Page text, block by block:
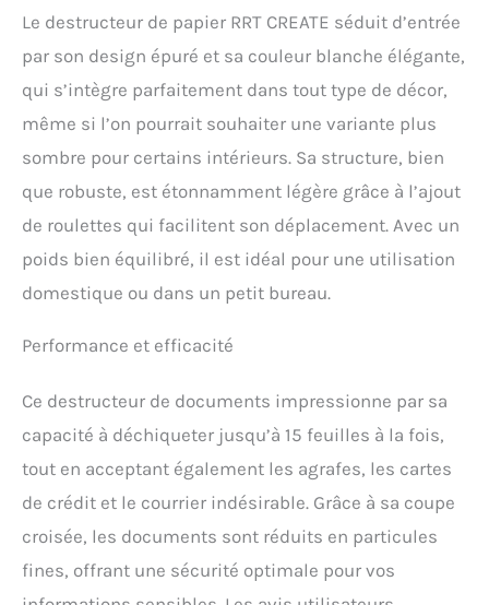
fois, et peut déchiqueter
papier en continu. En plus
du papier, il peut
toute sécurité les cartes de
crédit, les agrafes et les
rend efficace pour une
utilisation à domicile ou
【Fonctionnement
silencieux de 45 dB et
Le broyeur KRT utilise un
de 45 dB, ce qui permet
d'obtenir facilement un
bureau à domicile efficace.
Le verrou de sécurité
garantit que le broyeur ne
accidentellement à
déchiqueter, évitant ainsi
Le destructeur de papier RRT CREATE séduit d’entrée
par son design épuré et sa couleur blanche élégante,
qui s’intègre parfaitement dans tout type de décor,
même si l’on pourrait souhaiter une variante plus
sombre pour certains intérieurs. Sa structure, bien
que robuste, est étonnamment légère grâce à l’ajout
de roulettes qui facilitent son déplacement. Avec un
poids bien équilibré, il est idéal pour une utilisation
domestique ou dans un petit bureau.
Performance et efficacité
Ce destructeur de documents impressionne par sa
capacité à déchiqueter jusqu’à 15 feuilles à la fois,
tout en acceptant également les agrafes, les cartes
de crédit et le courrier indésirable. Grâce à sa coupe
croisée, les documents sont réduits en particules
fines, offrant une sécurité optimale pour vos